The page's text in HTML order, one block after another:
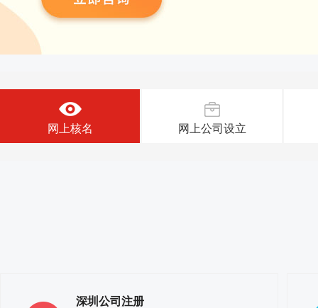
网上核名 网上公司设立
深圳公司注册